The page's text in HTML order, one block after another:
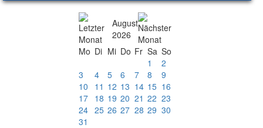
August
2026
Mo Di Mi Do Fr Sa So
1
2
3
4 5 6 7 8
9
10
11 12 13 14 15 16
17 18 19 20 21 22 23
24 25 26 27 28 29 30
31